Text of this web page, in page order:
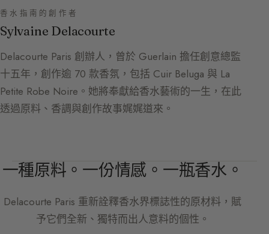
香水指南的創作者
Sylvaine Delacourte
Delacourte Paris 創辦人，曾於 Guerlain 擔任創意總監
十五年，創作逾 70 款香氛，包括 Cuir Beluga 與 La
Petite Robe Noire。她將奉獻給香水藝術的一生，在此
透過原料、香調與創作故事娓娓道來。
一種原料。一份情感。一瓶香水。
Delacourte Paris 重新詮釋香水界標誌性的原材料，賦
予它們全新、獨特而出人意料的個性。